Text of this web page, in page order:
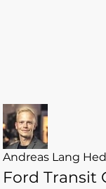
Andreas Lang
Ford Transit